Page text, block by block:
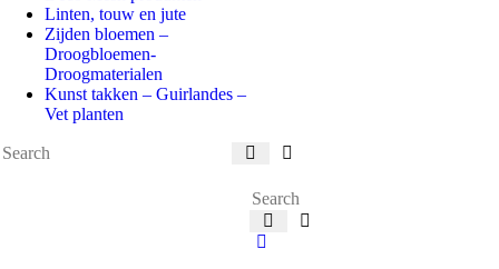
Linten, touw en jute
Zijden bloemen –
Droogbloemen-
Droogmaterialen
Kunst takken – Guirlandes –
Vet planten